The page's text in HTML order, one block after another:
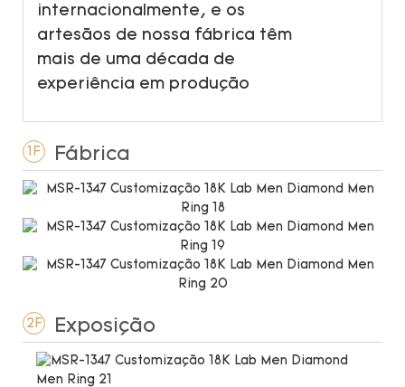
internacionalmente, e os
artesãos de nossa fábrica têm
mais de uma década de
experiência em produção
1F Fábrica
2F Exposição